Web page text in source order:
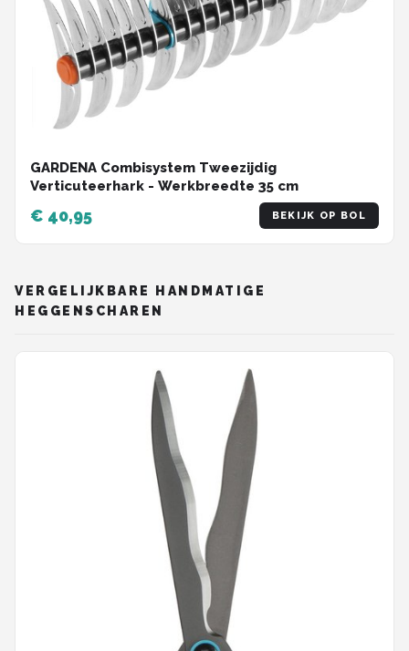
GARDENA Combisystem Tweezijdig
Verticuteerhark - Werkbreedte 35 cm
€ 40,95 BEKIJK OP BOL
VERGELIJKBARE HANDMATIGE
HEGGENSCHAREN